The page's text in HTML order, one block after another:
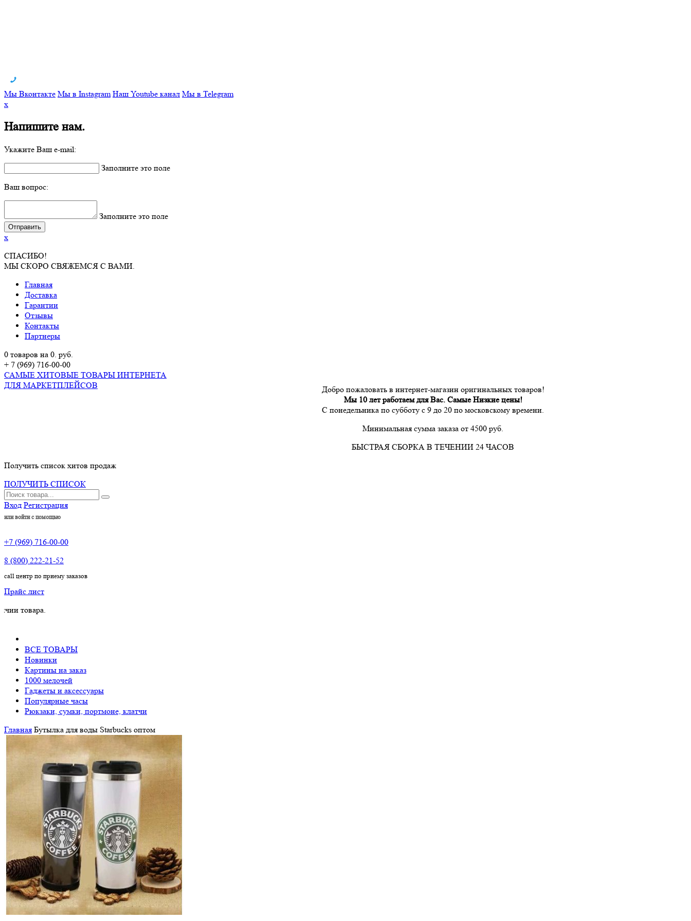
Мы Вконтакте Мы в Instagram Наш Youtube канал Мы в Telegram
x
Напишите нам.
Укажите Ваш e-mail:
Заполните это поле
Ваш вопрос:
Заполните это поле
x
СПАСИБО!
МЫ СКОРО СВЯЖЕМСЯ С ВАМИ.
Главная
Доставка
Гарантии
Отзывы
Контакты
Партнеры
0 товаров на 0. руб.
+ 7 (969) 716-00-00
САМЫЕ ХИТОВЫЕ ТОВАРЫ ИНТЕРНЕТА
ДЛЯ МАРКЕТПЛЕЙСОВ
Добро пожаловать в интернет-магазин оригинальных товаров!
Мы 10 лет работаем для Вас. Самые Низкие цены!
С понедельника по субботу с 9 до 20 по московскому времени.
Минимальная сумма заказа от 4500 руб.
БЫСТРАЯ СБОРКА В ТЕЧЕНИИ 24 ЧАСОВ
Получить список хитов продаж
ПОЛУЧИТЬ СПИСОК
Вход Регистрация
или войти с помощью
+7 (969) 716-00-00
8 (800) 222-21-52
call центр по приему заказов
Прайс лист
ВСЕ ТОВАРЫ
Новинки
Картины на заказ
1000 мелочей
Гаджеты и аксессуары
Популярные часы
Рюкзаки, сумки, портмоне, клатчи
Главная Бутылка для воды Starbucks оптом